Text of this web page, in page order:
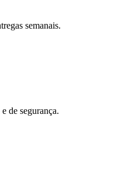
semanais.
de segurança.